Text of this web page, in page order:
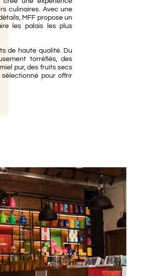
La théière
culinaires. Avec une
MFF propose un
les palais les plus
de haute qualité. Du
torréfiés, des
pur, des fruits secs
pour offrir